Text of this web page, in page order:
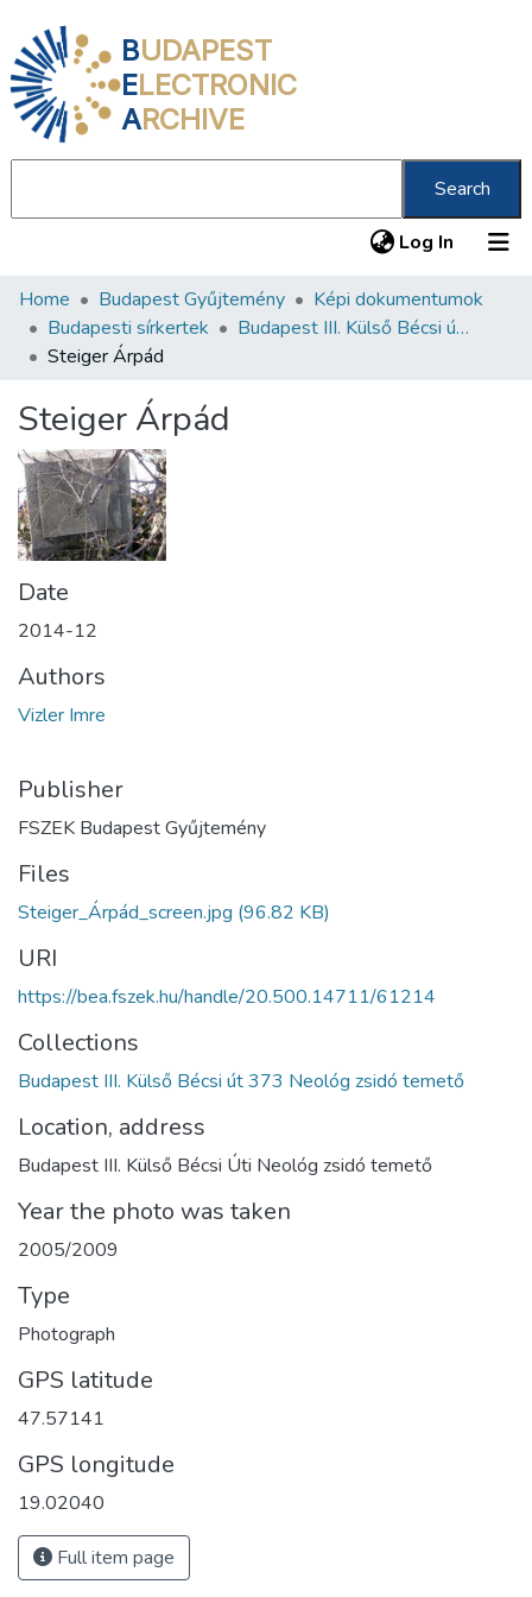
BUDAPEST
ELECTRONIC
ARCHIVE
Search
Log In (current)
Communities & Collections
All of DSpace
About us
Home Budapest Gyűjtemény
Képi dokumentumok
Budapesti sírkertek
Budapest III. Külső Bécsi út 373 Neológ zsidó temető
Steiger Árpád
Steiger Árpád
Date
2014-12
Authors
Vizler Imre
Publisher
FSZEK Budapest Gyűjtemény
Files
Steiger_Árpád_screen.jpg (96.82 KB)
URI
https://bea.fszek.hu/handle/20.500.14711/61214
Collections
Budapest III. Külső Bécsi út 373 Neológ zsidó temető
Location, address
Budapest III. Külső Bécsi Úti Neológ zsidó temető
Year the photo was taken
2005/2009
Type
Photograph
GPS latitude
47.57141
GPS longitude
19.02040
Full item page